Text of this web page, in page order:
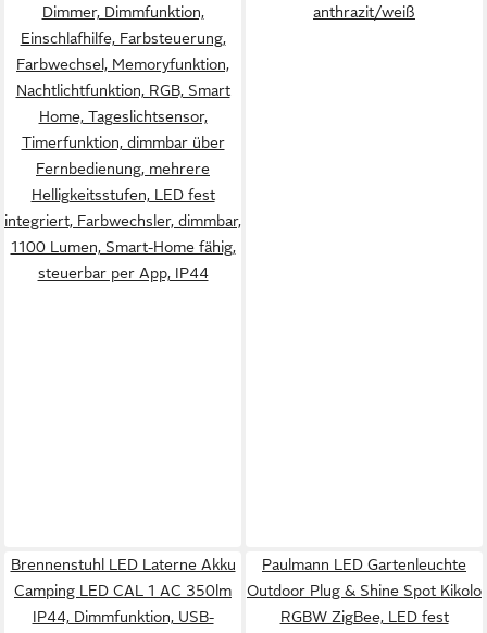
Dimmer, Dimmfunktion,
Einschlafhilfe, Farbsteuerung,
Farbwechsel, Memoryfunktion,
Nachtlichtfunktion, RGB, Smart
Home, Tageslichtsensor,
Timerfunktion, dimmbar über
Fernbedienung, mehrere
Helligkeitsstufen, LED fest
integriert, Farbwechsler, dimmbar,
1100 Lumen, Smart-Home fähig,
steuerbar per App, IP44
anthrazit/weiß
Brennenstuhl LED Laterne Akku
Camping LED CAL 1 AC 350lm
IP44, Dimmfunktion, USB-
Paulmann LED Gartenleuchte
Outdoor Plug & Shine Spot Kikolo
RGBW ZigBee, LED fest